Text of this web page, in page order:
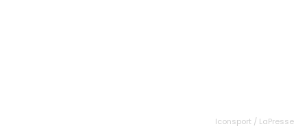
Iconsport / LaPresse